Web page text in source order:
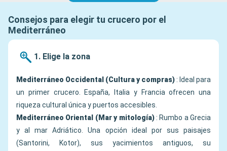
Consejos para elegir tu crucero por el
Mediterráneo
1. Elige la zona
Mediterráneo Occidental (Cultura y compras): Ideal para
un primer crucero. España, Italia y Francia ofrecen una
riqueza cultural única y puertos accesibles.
Mediterráneo Oriental (Mar y mitología): Rumbo a Grecia
y al mar Adriático. Una opción ideal por sus paisajes
(Santorini, Kotor), sus yacimientos antiguos, su